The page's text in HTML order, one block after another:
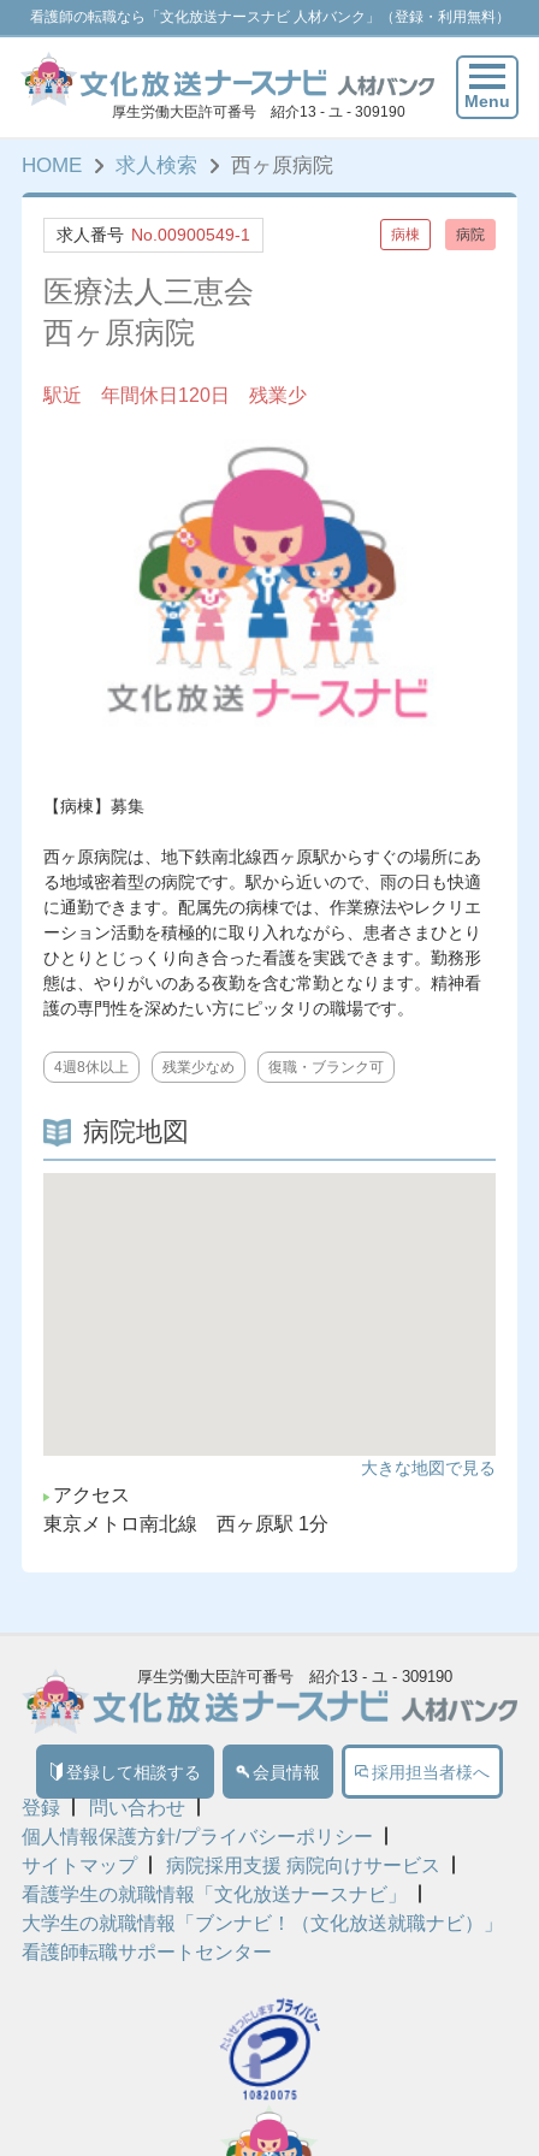
看護師の転職なら「文化放送ナースナビ 人材バンク」（登録・利用無料）
厚生労働大臣許可番号 紹介13 - ユ - 309190
Menu
HOME 求人検索 西ヶ原病院
求人番号 No.00900549-1 病棟 病院
医療法人三恵会
西ヶ原病院
駅近 年間休日120日 残業少
【病棟】募集
西ヶ原病院は、地下鉄南北線西ヶ原駅からすぐの場所にあ
る地域密着型の病院です。駅から近いので、雨の日も快適
に通勤できます。配属先の病棟では、作業療法やレクリエ
ーション活動を積極的に取り入れながら、患者さまひとり
ひとりとじっくり向き合った看護を実践できます。勤務形
態は、やりがいのある夜勤を含む常勤となります。精神看
護の専門性を深めたい方にピッタリの職場です。
4週8休以上 残業少なめ 復職・ブランク可
病院地図
大きな地図で見る
アクセス
東京メトロ南北線 西ヶ原駅 1分
厚生労働大臣許可番号 紹介13 - ユ - 309190
登録して相談する 会員情報 採用担当者様へ
登録
問い合わせ
個人情報保護方針/プライバシーポリシー
サイトマップ
病院採用支援 病院向けサービス
看護学生の就職情報「文化放送ナースナビ」
大学生の就職情報「ブンナビ！（文化放送就職ナビ）」
看護師転職サポートセンター